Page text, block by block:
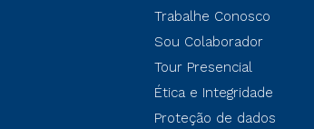
Trabalhe Conosco
Sou Colaborador
Tour Presencial
Ética e Integridade
Proteção de dados